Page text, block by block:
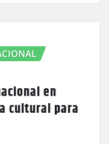
en
cultural para